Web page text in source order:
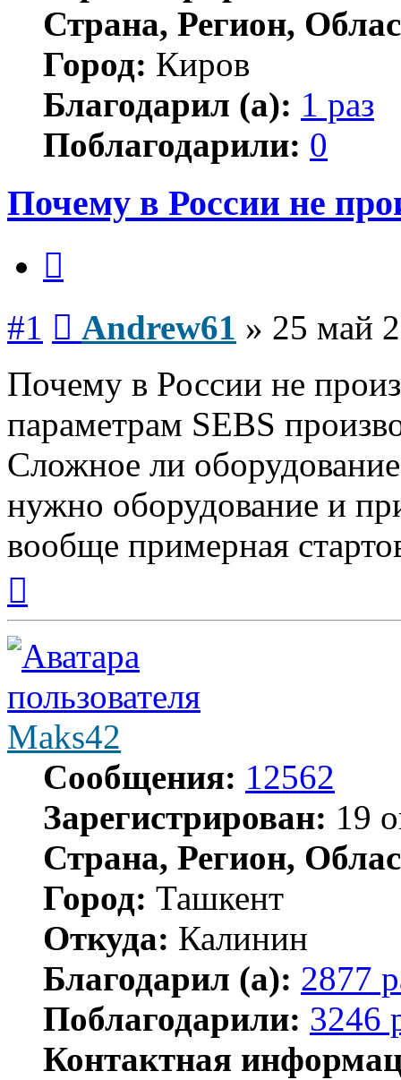
Страна, Регион,
Город: Киров
Благодарил (а): 1 раз
Поблагодарили: 0
Почему в России не
#1 Andrew61 » 25 май
Почему в России не
параметрам SEBS
Сложное ли
нужно оборудование и
вообще примерная
началу
Maks42
Сообщения: 12562
Зарегистрирован: 19
Страна, Регион,
Город: Ташкент
Откуда: Калинин
Благодарил (а): 2877
Поблагодарили: 3246
Контактная